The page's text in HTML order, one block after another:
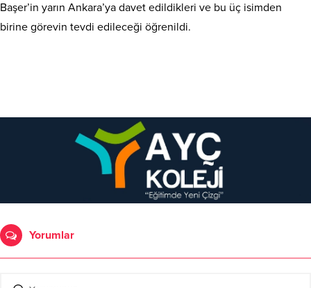
Başer’in yarın Ankara’ya davet edildikleri ve bu üç isimden
birine görevin tevdi edileceği öğrenildi.
Yorumlar